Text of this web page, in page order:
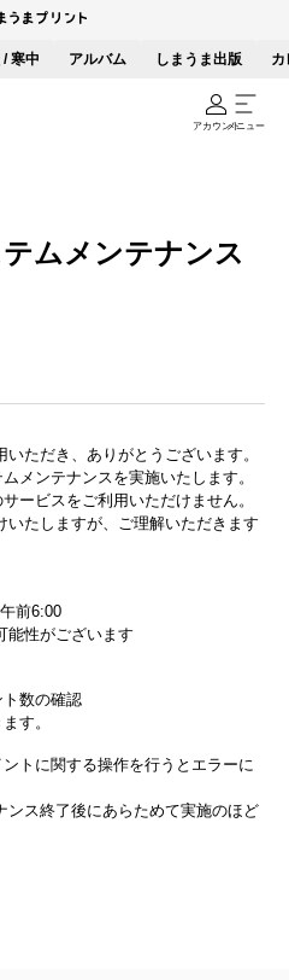
寒中 アルバム しまうま出版 カ
アカウントメニュー
ムメンテナンス
ただき、ありがとうございます。
メンテナンスを実施いたします。
ービスをご利用いただけません。
いたしますが、ご理解いただきます
前6:00
能性がございます
ト数の確認
す。
トに関する操作を行うとエラーに
ンス終了後にあらためて実施のほど